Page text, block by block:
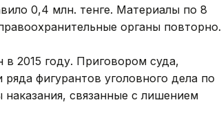
0,4 млн. тенге. Материалы по 8
органы повторно.
2015 году. Приговором суда,
фигурантов уголовного дела по
связанные с лишением